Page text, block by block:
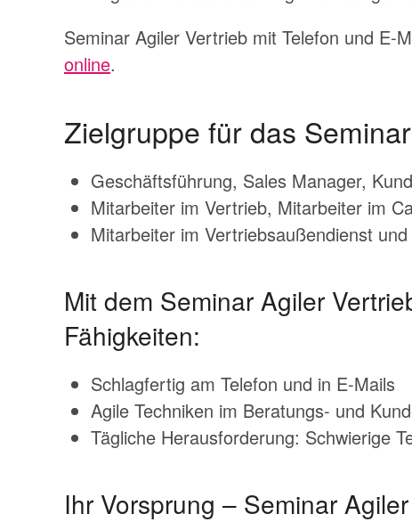
Seminar Agiler Vertrieb mit Telefon und E-
online.
Zielgruppe für das
Geschäftsführung, Sales Manager,
Mitarbeiter im Vertrieb, Mitarbeiter im
Mitarbeiter im Vertriebsaußendienst
Mit dem Seminar Agiler
Fähigkeiten:
Schlagfertig am Telefon und in E-Mails
Agile Techniken im Beratungs- und
Tägliche Herausforderung: Schwierige
Ihr Vorsprung – Seminar